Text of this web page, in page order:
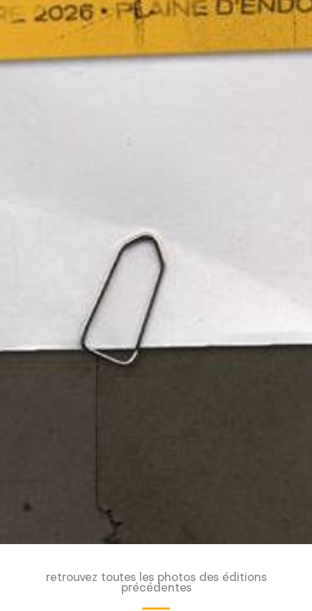
retrouvez toutes les photos des éditions
précédentes